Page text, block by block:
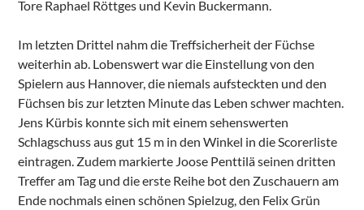
Tore Raphael Röttges und Kevin Buckermann.
Im letzten Drittel nahm die Treffsicherheit der Füchse
weiterhin ab. Lobenswert war die Einstellung von den
Spielern aus Hannover, die niemals aufsteckten und den
Füchsen bis zur letzten Minute das Leben schwer machten.
Jens Kürbis konnte sich mit einem sehenswerten
Schlagschuss aus gut 15 m in den Winkel in die Scorerliste
eintragen. Zudem markierte Joose Penttilä seinen dritten
Treffer am Tag und die erste Reihe bot den Zuschauern am
Ende nochmals einen schönen Spielzug, den Felix Grün